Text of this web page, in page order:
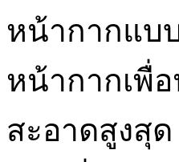
หน้ากากแบ
หน้ากากเพื่
สะอาดสูงสุ